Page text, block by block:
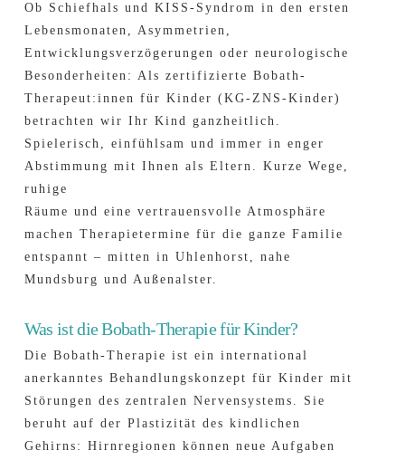
Ob Schiefhals und KISS-Syndrom in den ersten
Lebensmonaten, Asymmetrien,
Entwicklungsverzögerungen oder neurologische
Besonderheiten: Als zertifizierte Bobath-
Therapeut:innen für Kinder (KG-ZNS-Kinder)
betrachten wir Ihr Kind ganzheitlich.
Spielerisch, einfühlsam und immer in enger
Abstimmung mit Ihnen als Eltern. Kurze Wege,
ruhige
Räume und eine vertrauensvolle Atmosphäre
machen Therapie­termine für die ganze Familie
entspannt – mitten in Uhlenhorst, nahe
Mundsburg und Außenalster.
Was ist die Bobath-Therapie für Kinder?
Die Bobath-Therapie ist ein international
anerkanntes Behandlungs­konzept für Kinder mit
Störungen des zentralen Nervensystems. Sie
beruht auf der Plastizität des kindlichen
Gehirns: Hirnregionen können neue Aufgaben